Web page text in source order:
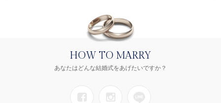
HOW TO MARRY
あなたはどんな結婚式をあげたいですか？